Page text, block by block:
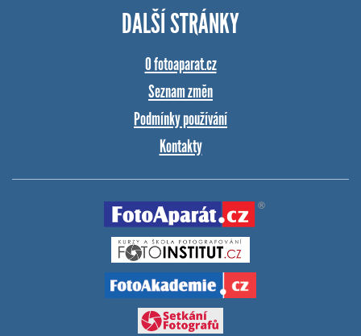
DALŠÍ STRÁNKY
O fotoaparat.cz
Seznam změn
Podmínky používání
Kontakty